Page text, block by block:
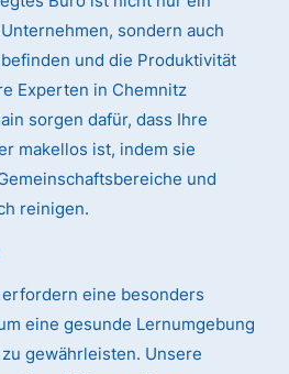
sondern auch
und die Produktivität
Experten in Chemnitz
sorgen dafür, dass Ihre
makellos ist, indem sie
und
reinigen.
eine besonders
eine gesunde Lernumgebung
gewährleisten. Unsere